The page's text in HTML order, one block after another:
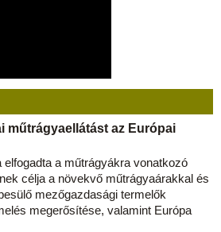
műtrágyaellátást az Európai
a műtrágyákra vonatkozó
célja a növekvő műtrágyaárakkal és
mezőgazdasági termelők
megerősítése, valamint Európa